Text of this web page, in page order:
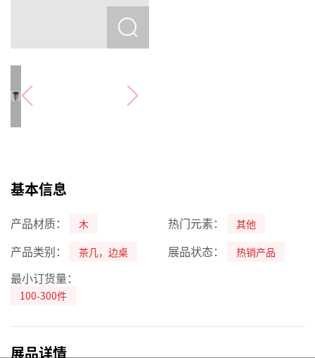
基本信息
产品材质： 木 热门元素： 其他
产品类别： 茶几，边桌 展品状态： 热销产品
最小订货量：
100-300件
展品详情